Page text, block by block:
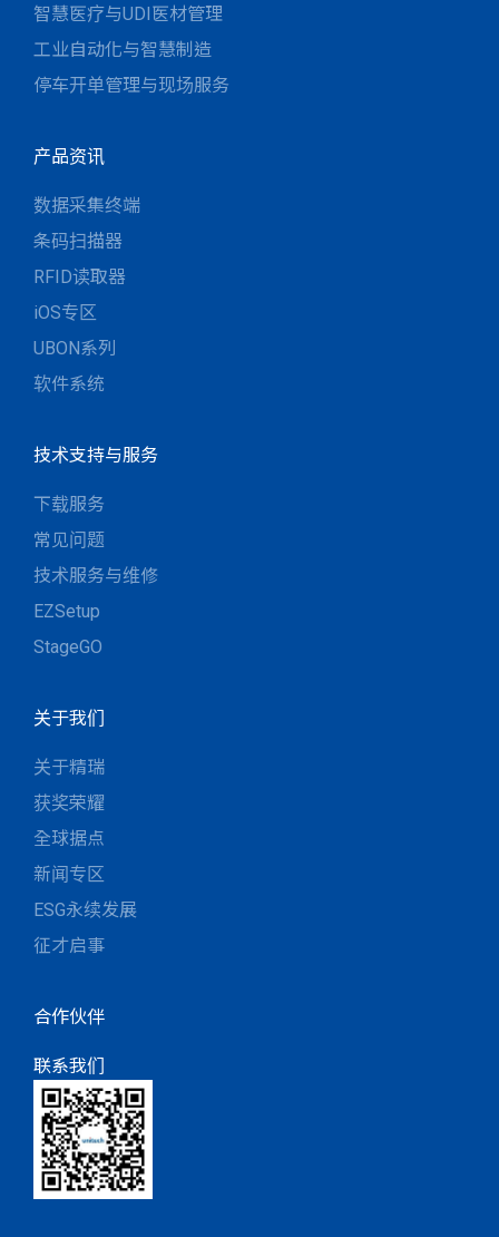
智慧医疗与UDI医材管理
工业自动化与智慧制造
停车开单管理与现场服务
产品资讯
数据采集终端
条码扫描器
RFID读取器
iOS专区
UBON系列
软件系统
技术支持与服务
下载服务
常见问题
技术服务与维修
EZSetup
StageGO
关于我们
关于精瑞
获奖荣耀
全球据点
新闻专区
ESG永续发展
征才启事
合作伙伴
联系我们